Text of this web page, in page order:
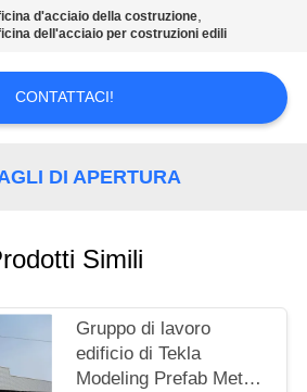
d'acciaio della costruzione,
dell'acciaio per costruzioni edili
CONTATTACI!
DI APERTURA
Simili
Gruppo di lavoro
edificio di Tekla
Modeling Prefab Metal